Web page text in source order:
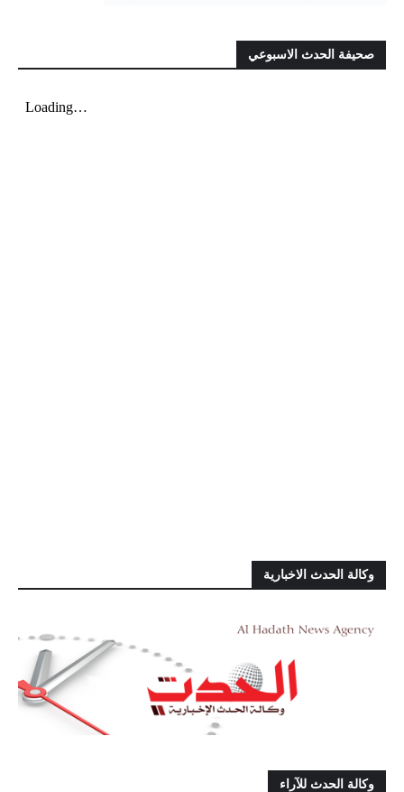
صحيفة الحدث الاسبوعي
وكالة الحدث الاخبارية
وكالة الحدث للآراء